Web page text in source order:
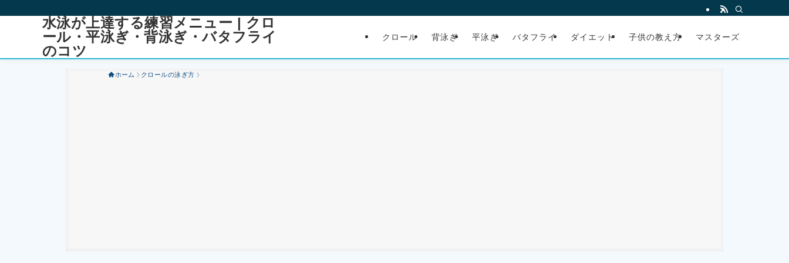
水泳が上達する練習メニュー | クロ
ール・平泳ぎ・背泳ぎ・バタフライ
のコツ
クロール 背泳ぎ 平泳ぎ バタフライ ダイエット 子供の教え方 マスターズ
ホーム クロールの泳ぎ方